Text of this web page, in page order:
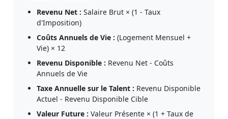
Revenu Net : Salaire Brut × (1 - Taux
d'Imposition)
Coûts Annuels de Vie : (Logement Mensuel +
Vie) × 12
Revenu Disponible : Revenu Net - Coûts
Annuels de Vie
Taxe Annuelle sur le Talent : Revenu Disponible
Actuel - Revenu Disponible Cible
Valeur Future : Valeur Présente × (1 + Taux de